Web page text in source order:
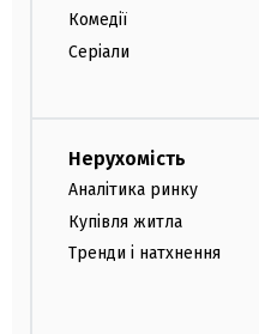
Комедії
Серіали
Нерухомість
Аналітика ринку
Купівля житла
Тренди і натхнення